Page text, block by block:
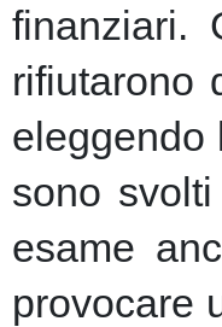
finanziari.
rifiutarono
eleggendo
sono
esame
provocare